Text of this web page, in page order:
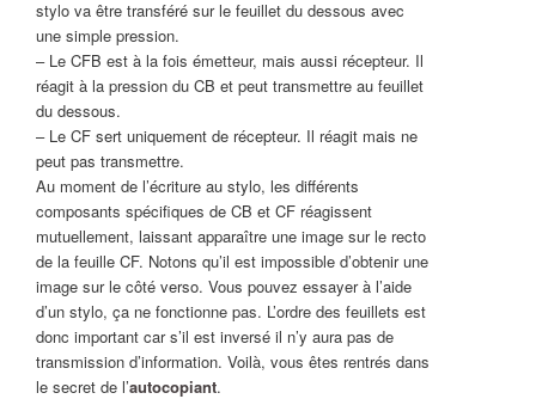
stylo va être transféré sur le feuillet du dessous avec
une simple pression.
– Le CFB est à la fois émetteur, mais aussi récepteur. Il
réagit à la pression du CB et peut transmettre au feuillet
du dessous.
– Le CF sert uniquement de récepteur. Il réagit mais ne
peut pas transmettre.
Au moment de l’écriture au stylo, les différents
composants spécifiques de CB et CF réagissent
mutuellement, laissant apparaître une image sur le recto
de la feuille CF. Notons qu’il est impossible d’obtenir une
image sur le côté verso. Vous pouvez essayer à l’aide
d’un stylo, ça ne fonctionne pas. L’ordre des feuillets est
donc important car s’il est inversé il n’y aura pas de
transmission d’information. Voilà, vous êtes rentrés dans
le secret de l’autocopiant.